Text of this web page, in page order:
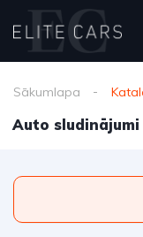
Sākumlapa
Auto sludinājumi